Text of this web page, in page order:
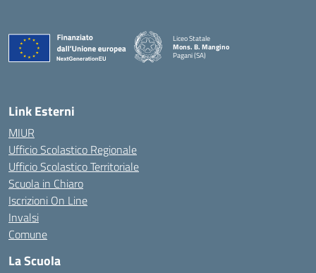
Liceo Statale
Mons. B. Mangino
Pagani (SA)
— Visita la pagina iniziale della scuola
Link Esterni
MIUR
Ufficio Scolastico Regionale
Ufficio Scolastico Territoriale
Scuola in Chiaro
Iscrizioni On Line
Invalsi
Comune
La Scuola